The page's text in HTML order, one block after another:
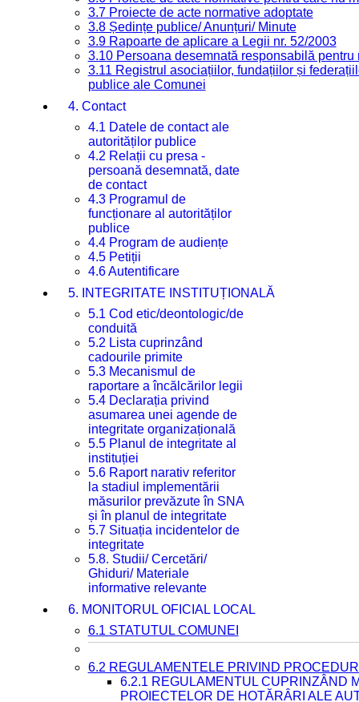
3.7 Proiecte de acte normative adoptate
3.8 Ședințe publice/ Anunțuri/ Minute
3.9 Rapoarte de aplicare a Legii nr. 52/2003
3.10 Persoana desemnată responsabilă
3.11 Registrul asociațiilor, fundațiilor și
publice ale Comunei
4. Contact
4.1 Datele de contact ale
autorităților publice
4.2 Relații cu presa -
persoană desemnată, date
de contact
4.3 Programul de
funcționare al autorităților
publice
4.4 Program de audiențe
4.5 Petiții
4.6 Autentificare
5. INTEGRITATE INSTITUȚIONALĂ
5.1 Cod etic/deontologic/de
conduită
5.2 Lista cuprinzând
cadourile primite
5.3 Mecanismul de
raportare a încălcărilor legii
5.4 Declarația privind
asumarea unei agende de
integritate organizațională
5.5 Planul de integritate al
instituției
5.6 Raport narativ referitor
la stadiul implementării
măsurilor prevăzute în SNA
și în planul de integritate
5.7 Situația incidentelor de
integritate
5.8. Studii/ Cercetări/
Ghiduri/ Materiale
informative relevante
6. MONITORUL OFICIAL LOCAL
6.1 STATUTUL COMUNEI
6.2 REGULAMENTELE PRIVIND
6.2.1 REGULAMENTUL CUPRINZÂND
PROIECTELOR DE HOTĂRÂRI ALE